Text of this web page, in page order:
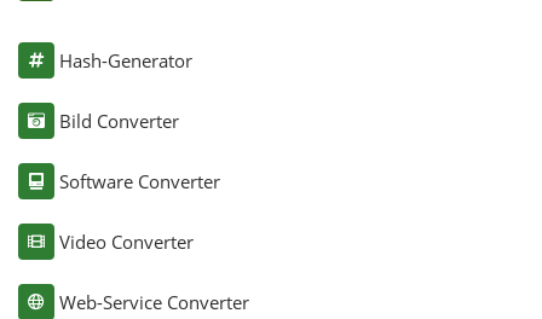
Hash-Generator
Bild Converter
Software Converter
Video Converter
Web-Service Converter